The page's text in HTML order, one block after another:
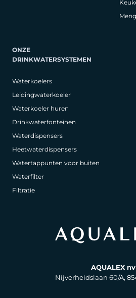
ONZE
DRINKWATERSYSTEMEN
Waterkoelers
Leidingwaterkoeler
Waterkoeler huren
Drinkwaterfonteinen
Waterdispensers
Heetwaterdispensers
Watertappunten voor buiten
Waterfilter
Filtratie
AQUALEX nv
Nijverheidslaan 60/A,